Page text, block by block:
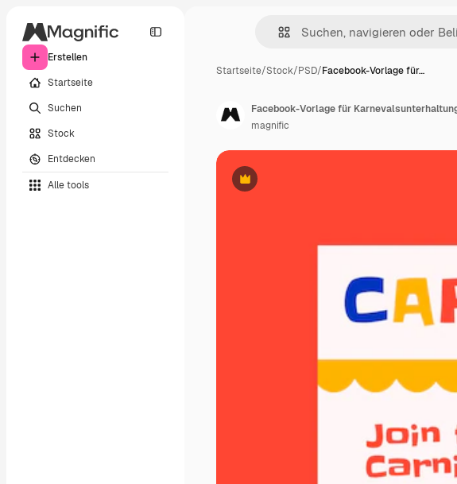
Erstellen
Startseite
Suchen
Stock
Entdecken
Alle tools
Startseite/Stock/PSD/Facebook-Vorlage für…
Premium
Facebook-Vorlage für
magnific